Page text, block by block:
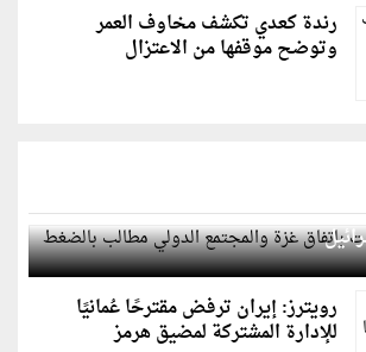
رندة كعدي تكشف مخاوف العمر
وتوضح موقفها من الاعتزال
باتفاق غزة والمجتمع الدولي مطالب
رويترز: إيران ترفض مقترحًا عُمانيًا
للإدارة المشتركة لمضيق هرمز